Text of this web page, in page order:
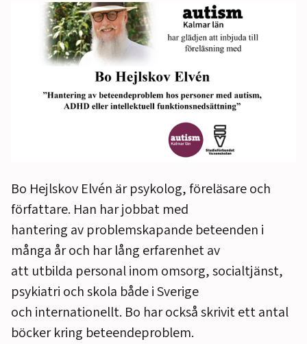
Bo Hejlskov Elvén är psykolog, föreläsare och
författare. Han har jobbat med
hantering av problemskapande beteenden i
många år och har lång erfarenhet av
att utbilda personal inom omsorg, socialtjänst,
psykiatri och skola både i Sverige
och internationellt. Bo har också skrivit ett antal
böcker kring beteendeproblem.